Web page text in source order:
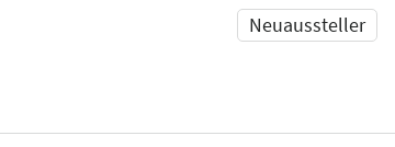
Neuaussteller